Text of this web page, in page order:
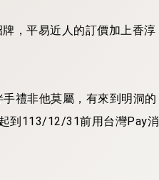
，平易近人的訂價加上香淳
禮非他莫屬，有來到明洞的
到113/12/31前用台灣Pay消